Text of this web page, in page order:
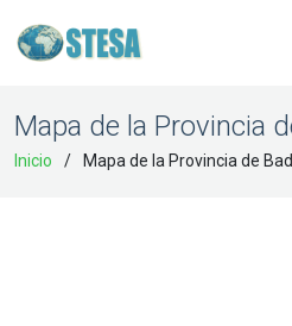
Mapa de la Provincia
Inicio Mapa de la Provincia de